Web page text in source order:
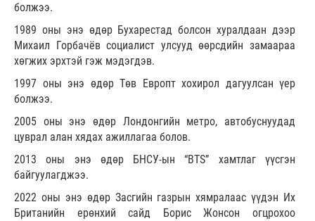
болжээ.
1989 оны энэ өдөр Бухарестад болсон хуралдаан дээр
Михаил Горбачёв социалист улсууд өөрсдийн замаараа
хөгжих эрхтэй гэж мэдэгдэв.
1997 оны энэ өдөр Төв Европт хохирол дагуулсан үер
болжээ.
2005 оны энэ өдөр Лондонгийн метро, автобуснуудад
цуврал алан хядах ажиллагаа болов.
2013 оны энэ өдөр БНСУ-ын “BTS” хамтлаг үүсгэн
байгуулагджээ.
2022 оны энэ өдөр Засгийн газрын хямралаас үүдэн Их
Британийн ерөнхий сайд Борис Жонсон огцрохоо